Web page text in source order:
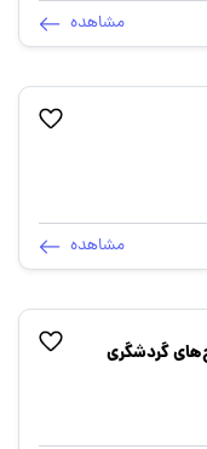
مشاهده
مشاهده
گردشگری